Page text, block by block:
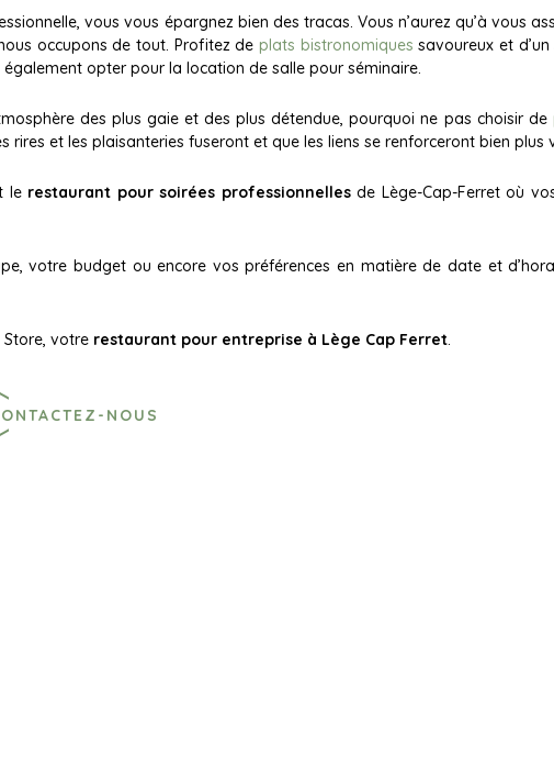
vous vous épargnez bien des tracas. Vous n’aurez qu’à vous
occupons de tout. Profitez de plats bistronomiques savoureux et
opter pour la location de salle pour séminaire.
des plus gaie et des plus détendue, pourquoi ne pas choisir de
rires et les plaisanteries fuseront et que les liens se renforceront bien plus
le restaurant pour soirées professionnellesde Lège-Cap-Ferret où
votre budget ou encore vos préférences en matière de date et
votre restaurant pour entreprise à Lège Cap Ferret.
NOUS